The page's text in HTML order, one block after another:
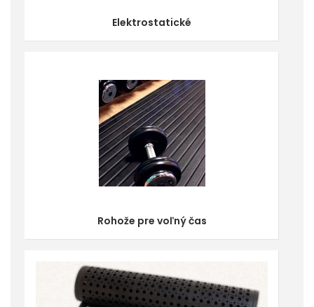
Elektrostatické
Rohože pre voľný čas